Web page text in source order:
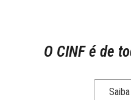
O CINF é de